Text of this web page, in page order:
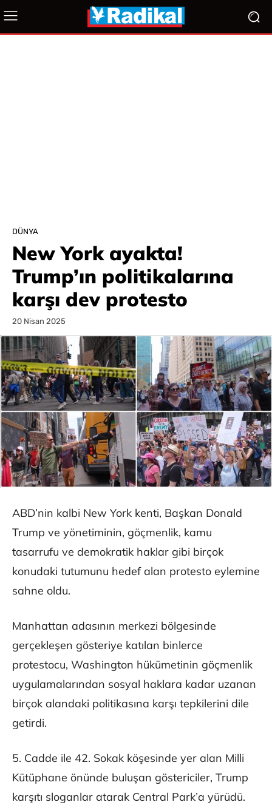
DÜNYA
New York ayakta!
Trump’ın politikalarına
karşı dev protesto
20 Nisan 2025
ABD’nin kalbi New York kenti, Başkan Donald
Trump ve yönetiminin, göçmenlik, kamu
tasarrufu ve demokratik haklar gibi birçok
konudaki tutumunu hedef alan protesto eylemine
sahne oldu.
Manhattan adasının merkezi bölgesinde
gerçekleşen gösteriye katılan binlerce
protestocu, Washington hükümetinin göçmenlik
uygulamalarından sosyal haklara kadar uzanan
birçok alandaki politikasına karşı tepkilerini dile
getirdi.
5. Cadde ile 42. Sokak köşesinde yer alan Milli
Kütüphane önünde buluşan göstericiler, Trump
karşıtı sloganlar atarak Central Park’a yürüdü.